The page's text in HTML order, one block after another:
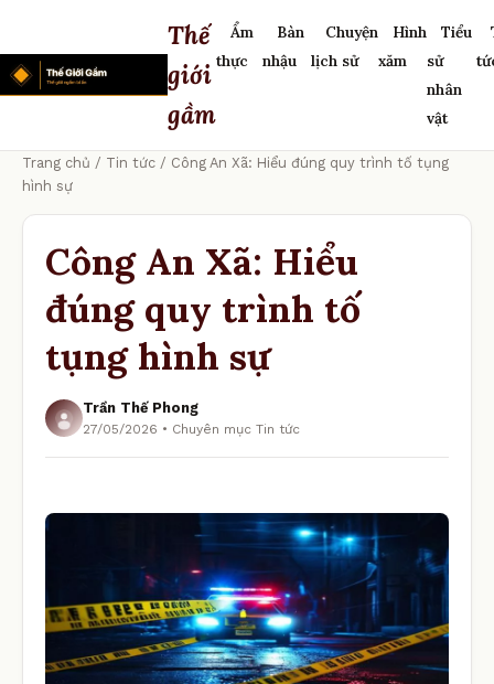
Thế
giới
gầm
Ẩm
thực
Bàn
nhậu
Chuyện
lịch sử
Hình
xăm
Tiểu
sử
nhân
vật
Trang chủ / Tin tức / Công An Xã: Hiểu đúng quy trình tố tụng
hình sự
Công An Xã: Hiểu
đúng quy trình tố
tụng hình sự
Trần Thế Phong
27/05/2026 • Chuyên mục Tin tức